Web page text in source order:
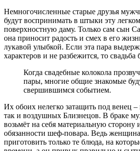
Немногочисленные старые друзья
будут воспринимать в штыки эту
поверхностную даму. Только сам сын
она приносит радость и смех в его
лукавой улыбкой. Если эта пара
характеров и не разбежится, то свадьба
Когда свадебные колокола
пары, многие общие знакомые
свершившимся событием.
Их обоих нелегко затащить под венец –
так и воздушных Близнецов. В браке
возьмёт на себя материальную сторону
обязанности шеф-повара. Ведь
приготовить только те блюда, на